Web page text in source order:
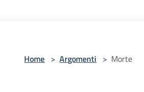
Home > Argomenti > Morte